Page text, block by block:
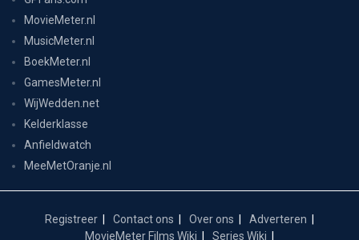
MovieMeter.nl
MusicMeter.nl
BoekMeter.nl
GamesMeter.nl
WijWedden.net
Kelderklasse
Anfieldwatch
MeeMetOranje.nl
Registreer Contact ons Over ons
Adverteren
MovieMeter Films Wiki
Series Wiki